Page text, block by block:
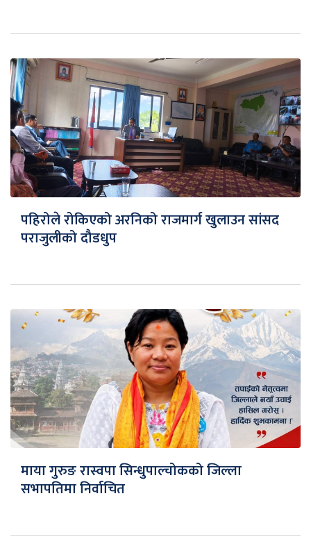
पहिरोले रोकिएको अरनिको राजमार्ग खुलाउन सांसद
पराजुलीको दौडधुप
माया गुरुङ रास्वपा सिन्धुपाल्चोकको जिल्ला
सभापतिमा निर्वाचित